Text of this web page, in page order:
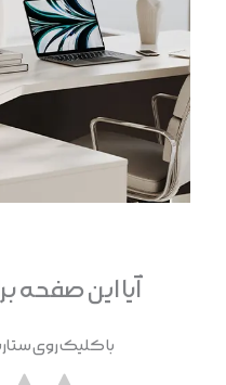
آیا این صفحه
با کلیک روی